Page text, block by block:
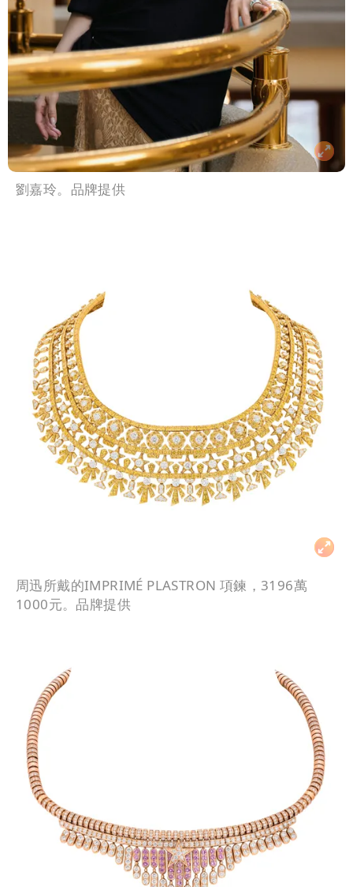
劉嘉玲。品牌提供
周迅所戴的IMPRIMÉ PLASTRON 項鍊，3196萬
1000元。品牌提供